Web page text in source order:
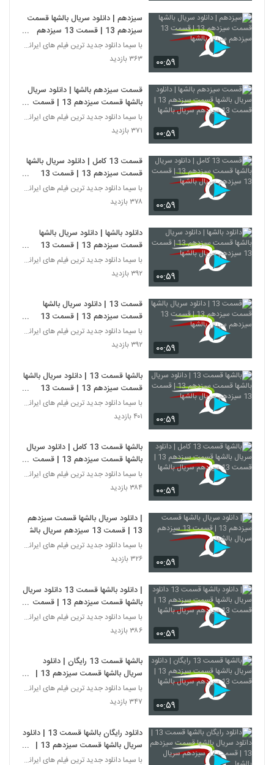
۰۰:۵۹
سیزدهم | دانلود سریال بالشها قسمت
سیزدهم 13 | قسمت 13 سیزدهم
سریال بالشها
با سیما دانلود جدید ترین فیلم های ایرانی را در لحظ
۳۶۳ بازدید
۰۰:۵۹
قسمت سیزدهم بالشها | دانلود سریال
بالشها قسمت سیزدهم 13 | قسمت
13 سیزدهم سریال بالشها
با سیما دانلود جدید ترین فیلم های ایرانی را در لحظ
۳۷۱ بازدید
۰۰:۵۹
قسمت 13 کامل | دانلود سریال بالشها
قسمت سیزدهم 13 | قسمت 13
سیزدهم سریال بالشها
با سیما دانلود جدید ترین فیلم های ایرانی را در لحظ
۳۷۸ بازدید
۰۰:۵۹
دانلود بالشها | دانلود سریال بالشها
قسمت سیزدهم 13 | قسمت 13
سیزدهم سریال بالشها
با سیما دانلود جدید ترین فیلم های ایرانی را در لحظ
۳۹۲ بازدید
۰۰:۵۹
قسمت 13 | دانلود سریال بالشها
قسمت سیزدهم 13 | قسمت 13
سیزدهم سریال بالشها
با سیما دانلود جدید ترین فیلم های ایرانی را در لحظ
۳۹۲ بازدید
۰۰:۵۹
بالشها قسمت 13 | دانلود سریال بالشها
قسمت سیزدهم 13 | قسمت 13
سیزدهم سریال بالشها
با سیما دانلود جدید ترین فیلم های ایرانی را در لحظ
۴۰۱ بازدید
۰۰:۵۹
بالشها قسمت 13 کامل | دانلود سریال
بالشها قسمت سیزدهم 13 | قسمت
13 سیزدهم سریال بالشها
با سیما دانلود جدید ترین فیلم های ایرانی را در لحظ
۳۸۴ بازدید
۰۰:۵۹
| دانلود سریال بالشها قسمت سیزدهم
13 | قسمت 13 سیزدهم سریال بالشها
با سیما دانلود جدید ترین فیلم های ایرانی را در لحظ
۳۲۶ بازدید
۰۰:۵۹
| دانلود بالشها قسمت 13 دانلود سریال
بالشها قسمت سیزدهم 13 | قسمت
13 سیزدهم سریال بالشها
با سیما دانلود جدید ترین فیلم های ایرانی را در لحظ
۳۸۶ بازدید
۰۰:۵۹
بالشها قسمت 13 رایگان | دانلود
سریال بالشها قسمت سیزدهم 13 |
قسمت 13 سیزدهم سریال بالشها
با سیما دانلود جدید ترین فیلم های ایرانی را در لحظ
۳۴۷ بازدید
دانلود رایگان بالشها قسمت 13 | دانلود
سریال بالشها قسمت سیزدهم 13 |
قسمت 13 سیزدهم سریال بالشها
با سیما دانلود جدید ترین فیلم های ایرانی را در لحظ